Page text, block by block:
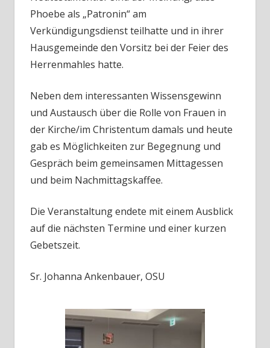
Phoebe als „Patronin“ am
Verkündigungsdienst teilhatte und in ihrer
Hausgemeinde den Vorsitz bei der Feier des
Herrenmahles hatte.
Neben dem interessanten Wissensgewinn
und Austausch über die Rolle von Frauen in
der Kirche/im Christentum damals und heute
gab es Möglichkeiten zur Begegnung und
Gespräch beim gemeinsamen Mittagessen
und beim Nachmittagskaffee.
Die Veranstaltung endete mit einem Ausblick
auf die nächsten Termine und einer kurzen
Gebetszeit.
Sr. Johanna Ankenbauer, OSU